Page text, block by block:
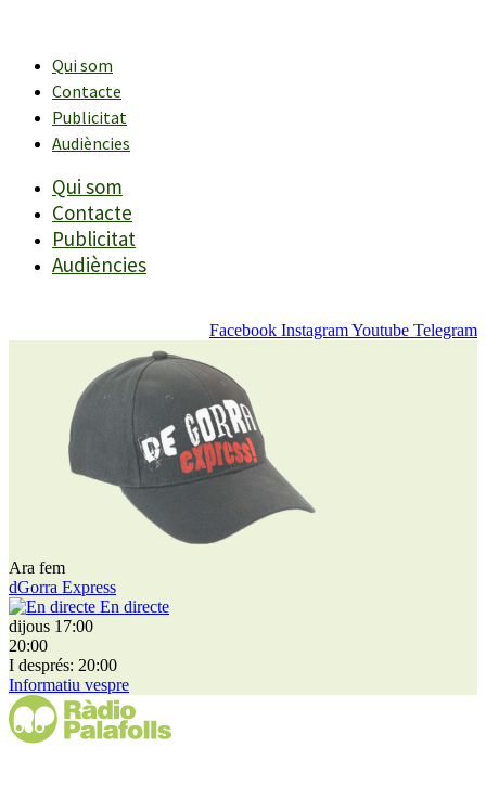
contingutQui som
Contacte
Publicitat
Audiències
Qui som
Contacte
Publicitat
Audiències
Facebook InstagramYoutube Telegram
Ara fem
dGorra Express
En directe
dijous 17:00
20:00
I després: 20:00
Informatiu vespre